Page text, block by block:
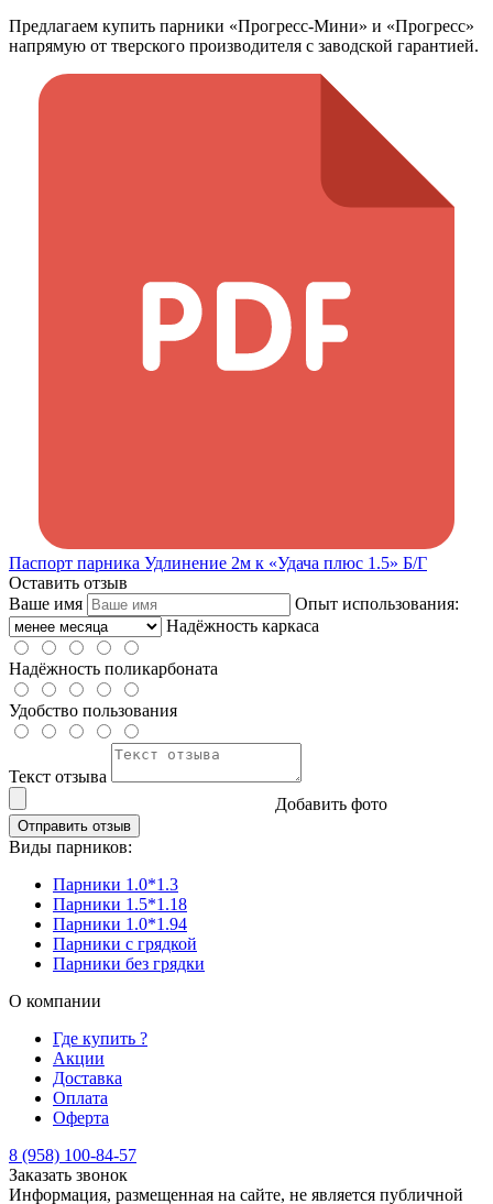
Предлагаем купить парники «Прогресс-Мини» и «Прогресс»
напрямую от тверского производителя с заводской гарантией.
Паспорт парника Удлинение 2м к «Удача плюс 1.5» Б/Г
Оставить отзыв
Ваше имя
Опыт использования:
Надёжность каркаса
Надёжность поликарбоната
Удобство пользования
Текст отзыва
Добавить фото
Отправить отзыв
Виды парников:
Парники 1.0*1.3
Парники 1.5*1.18
Парники 1.0*1.94
Парники с грядкой
Парники без грядки
О компании
Где купить ?
Акции
Доставка
Оплата
Оферта
8 (958) 100-84-57
Заказать звонок
Информация, размещенная на сайте, не является публичной